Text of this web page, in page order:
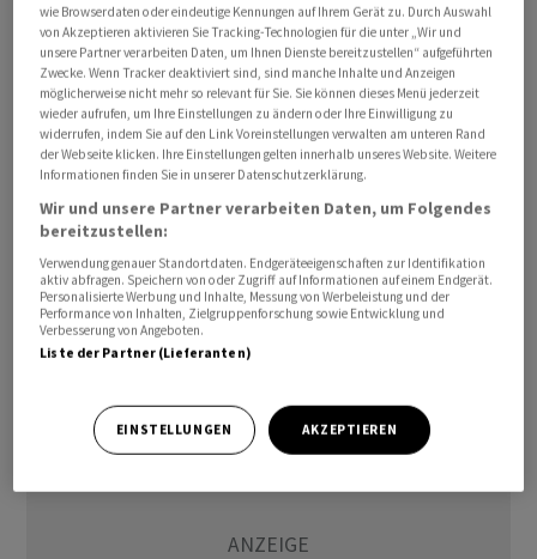
Wachstumsbereich und so sollten keine grösseren
Konjunktursorgen aufkommen», kommentierte Ralf
Umlauf, Analyst bei Helaba die Gesamtdaten. «Im
Hinblick auf die Zinserwartungen bezüglich der Fed
gibt es wohl kaum Grund, diese weiter zu reduzieren,
zumal der Beschäftigungsindex zugelegt hat und
wieder über der Expansionsschwelle liegt.»
Zuletzt waren die Erwartungen auf Zinserhöhungen
durch die US-Notenbank Fed etwas gedämpft worden.
Schliesslich sind die Inflationserwartungen durch
deutlich gefallene Erdölpreise verringert worden./jsl/he
wie Browserdaten oder eindeutige Kennungen auf Ihrem Gerät zu. Durch Auswahl
von Akzeptieren aktivieren Sie Tracking-Technologien für die unter „Wir und
unsere Partner verarbeiten Daten, um Ihnen Dienste bereitzustellen“ aufgeführten
Zwecke. Wenn Tracker deaktiviert sind, sind manche Inhalte und Anzeigen
möglicherweise nicht mehr so relevant für Sie. Sie können dieses Menü jederzeit
wieder aufrufen, um Ihre Einstellungen zu ändern oder Ihre Einwilligung zu
widerrufen, indem Sie auf den Link Voreinstellungen verwalten am unteren Rand
der Webseite klicken. Ihre Einstellungen gelten innerhalb unseres Website. Weitere
Informationen finden Sie in unserer Datenschutzerklärung.
Wir und unsere Partner verarbeiten Daten, um Folgendes
bereitzustellen:
Verwendung genauer Standortdaten. Endgeräteeigenschaften zur Identifikation
aktiv abfragen. Speichern von oder Zugriff auf Informationen auf einem Endgerät.
Personalisierte Werbung und Inhalte, Messung von Werbeleistung und der
Performance von Inhalten, Zielgruppenforschung sowie Entwicklung und
Verbesserung von Angeboten.
Liste der Partner (Lieferanten)
EINSTELLUNGEN AKZEPTIEREN